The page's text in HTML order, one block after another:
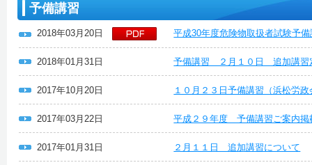
予備講習
2018年03月20日 平成30年度危険物取扱者試験予
2018年01月31日 予備講習 ２月１０日 追加講習
2017年10月20日 １０月２３日予備講習（浜松労
2017年03月22日 平成２９年度 予備講習ご案内掲
2017年01月31日 ２月１１日 追加講習について